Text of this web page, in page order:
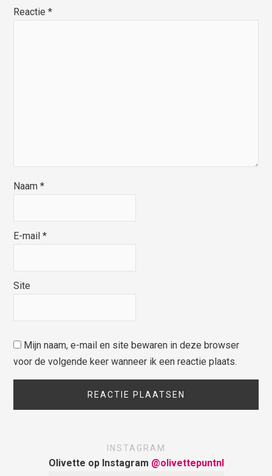
Reactie*
Naam*
E-mail*
Site
Mijn naam, e-mail en site bewaren in deze browser
voor de volgende keer wanneer ik een reactie plaats.
INSTAGRAM
Olivette op Instagram @olivettepuntnl